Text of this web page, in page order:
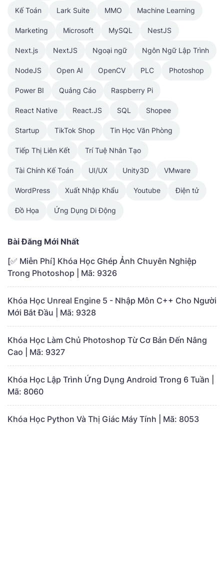
Kế Toán Lark Suite MMO Machine Learning
Marketing Microsoft MySQL NestJS
Next.js NextJS Ngoại ngữ Ngôn Ngữ Lập Trình
NodeJS Open AI OpenCV PLC Photoshop
Power BI Quảng Cáo Raspberry Pi
React Native React.JS SQL Shopee
Startup TikTok Shop Tin Học Văn Phòng
Tiếp Thị Liên Kết Trí Tuệ Nhân Tạo
Tài Chính Kế Toán UI/UX Unity3D VMware
WordPress Xuất Nhập Khẩu Youtube Điện tử
Đồ Họa Ứng Dụng Di Động
Bài Đăng Mới Nhất
[✅ Miễn Phí] Khóa Học Ghép Ảnh Chuyên Nghiệp
Trong Photoshop | Mã: 9326
Khóa Học Unreal Engine 5 - Nhập Môn C++ Cho Người
Mới Bắt Đầu | Mã: 9328
Khóa Học Làm Chủ Photoshop Từ Cơ Bản Đến Nâng
Cao | Mã: 9327
Khóa Học Lập Trình Ứng Dụng Android Trong 6 Tuần |
Mã: 8060
Khóa Học Python Và Thị Giác Máy Tính | Mã: 8053